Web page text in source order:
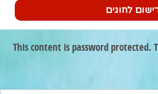
לחוגים
This content is password protected.